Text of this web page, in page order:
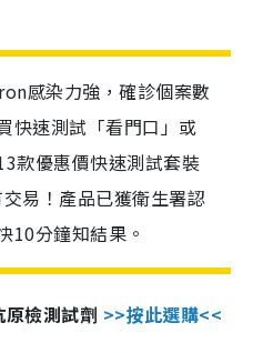
感染力強，確診個案數
快速測試「看門口」或
款優惠價快速測試套裝
易！產品已獲衛生署認
10分鐘知結果。
檢測試劑 >>按此選購<<